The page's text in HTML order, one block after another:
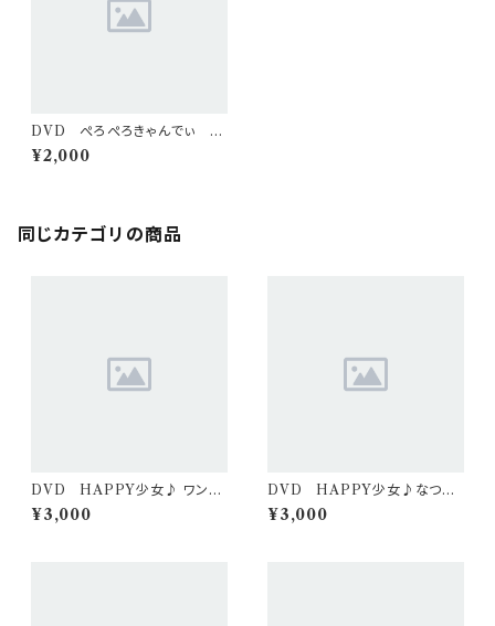
DVD ぺろぺろきゃんでぃ ゆ
ずき生誕卒業ライブ 2025/01/
05
¥2,000
同じカテゴリの商品
DVD HAPPY少女♪ ワンマ
ンライブ 2026/7/5（２枚組）
¥3,000
DVD HAPPY少女♪なつき
生誕 2025/1/25（２枚組）
¥3,000